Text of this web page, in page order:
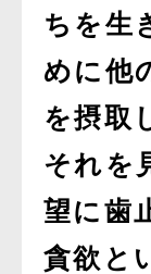
ちを生
めに他
を摂取
それを
望に歯
貪欲と